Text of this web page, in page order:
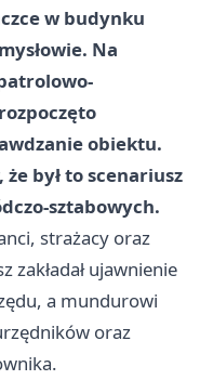
w budynku
Na
obiektu.
był to scenariusz
sztabowych.
strażacy oraz
zakładał ujawnienie
a mundurowi
oraz